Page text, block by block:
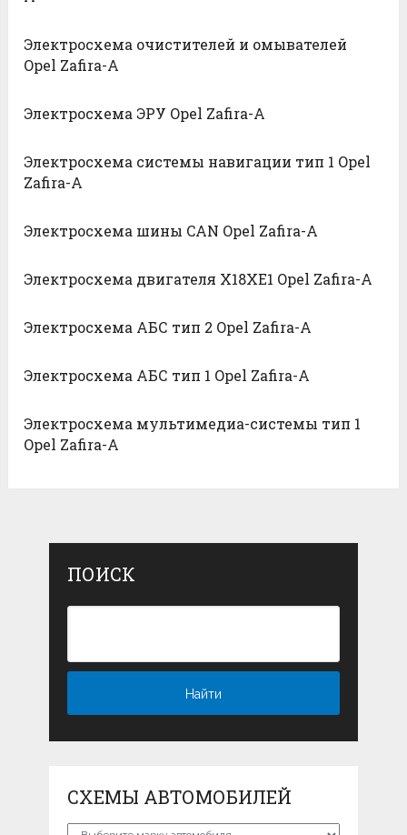
Электросхема очистителей и омывателей
Opel Zafira-A
Электросхема ЭРУ Opel Zafira-A
Электросхема системы навигации тип 1 Opel
Zafira-A
Электросхема шины CAN Opel Zafira-A
Электросхема двигателя X18XE1 Opel Zafira-A
Электросхема АБС тип 2 Opel Zafira-A
Электросхема АБС тип 1 Opel Zafira-A
Электросхема мультимедиа-системы тип 1
Opel Zafira-A
ПОИСК
СХЕМЫ АВТОМОБИЛЕЙ